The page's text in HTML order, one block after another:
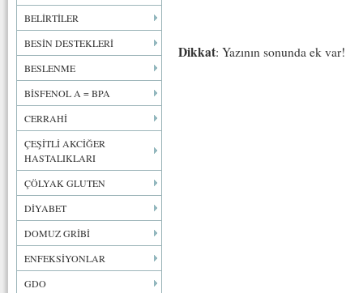
BELİRTİLER
BESİN DESTEKLERİ
BESLENME
BİSFENOL A = BPA
CERRAHİ
ÇEŞİTLİ AKCİĞER
HASTALIKLARI
ÇÖLYAK GLUTEN
DİYABET
DOMUZ GRİBİ
ENFEKSİYONLAR
GDO
Dikkat: Yazının sonunda ek var!